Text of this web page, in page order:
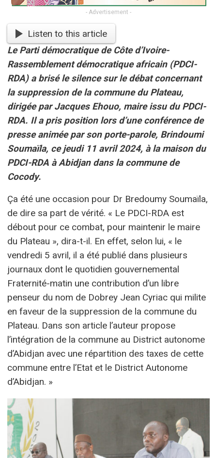
- Advertisement -
Listen to this article
Le Parti démocratique de Côte d’Ivoire-
Rassemblement démocratique africain (PDCI-
RDA) a brisé le silence sur le débat concernant
la suppression de la commune du Plateau,
dirigée par Jacques Ehouo, maire issu du PDCI-
RDA. Il a pris position lors d’une conférence de
presse animée par son porte-parole, Brindoumi
Soumaïla, ce jeudi 11 avril 2024, à la maison du
PDCI-RDA à Abidjan dans la commune de
Cocody.
Ça été une occasion pour Dr Bredoumy Soumaïla,
de dire sa part de vérité. « Le PDCI-RDA est
débout pour ce combat, pour maintenir le maire
du Plateau », dira-t-il. En effet, selon lui, « le
vendredi 5 avril, il a été publié dans plusieurs
journaux dont le quotidien gouvernemental
Fraternité-matin une contribution d’un libre
penseur du nom de Dobrey Jean Cyriac qui milite
en faveur de la suppression de la commune du
Plateau. Dans son article l’auteur propose
l’intégration de la commune au District autonome
d’Abidjan avec une répartition des taxes de cette
commune entre l’Etat et le District Autonome
d’Abidjan. »